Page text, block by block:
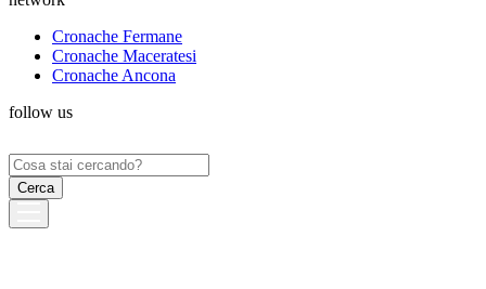
Cronache Fermane
Cronache Maceratesi
Cronache Ancona
follow us
Ricerca
per: